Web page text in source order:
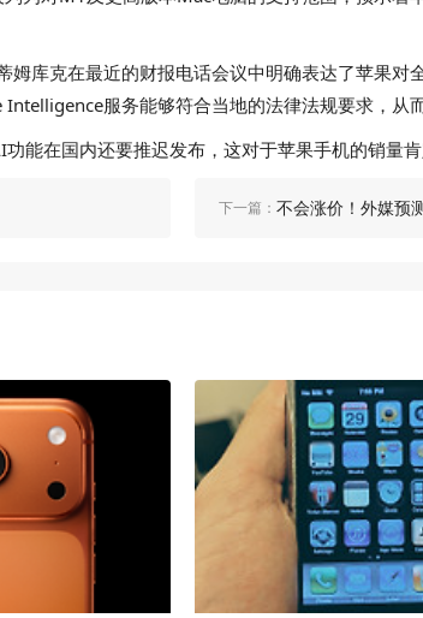
库克在最近的财报电话会议中明确表达了苹果对
服务能够符合当地的法律法规要求，从
能在国内还要推迟发布，这对于苹果手机的销量
下一篇： 不会涨价！外媒预